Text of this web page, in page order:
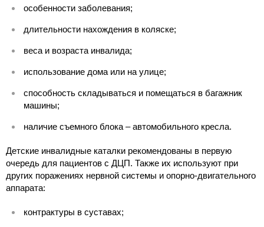
особенности заболевания;
длительности нахождения в коляске;
веса и возраста инвалида;
использование дома или на улице;
способность складываться и помещаться в багажник
машины;
наличие съемного блока – автомобильного кресла.
Детские инвалидные каталки рекомендованы в первую
очередь для пациентов с ДЦП. Также их используют при
других поражениях нервной системы и опорно-двигательного
аппарата:
контрактуры в суставах;